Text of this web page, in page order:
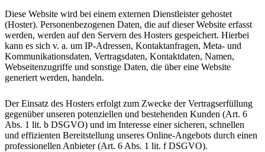
Diese Website wird bei einem externen Dienstleister gehostet
(Hoster). Personenbezogenen Daten, die auf dieser Website erfasst
werden, werden auf den Servern des Hosters gespeichert. Hierbei
kann es sich v. a. um IP-Adressen, Kontaktanfragen, Meta- und
Kommunikationsdaten, Vertragsdaten, Kontaktdaten, Namen,
Webseitenzugriffe und sonstige Daten, die über eine Website
generiert werden, handeln.
Der Einsatz des Hosters erfolgt zum Zwecke der Vertragserfüllung
gegenüber unseren potenziellen und bestehenden Kunden (Art. 6
Abs. 1 lit. b DSGVO) und im Interesse einer sicheren, schnellen
und effizienten Bereitstellung unseres Online-Angebots durch einen
professionellen Anbieter (Art. 6 Abs. 1 lit. f DSGVO).